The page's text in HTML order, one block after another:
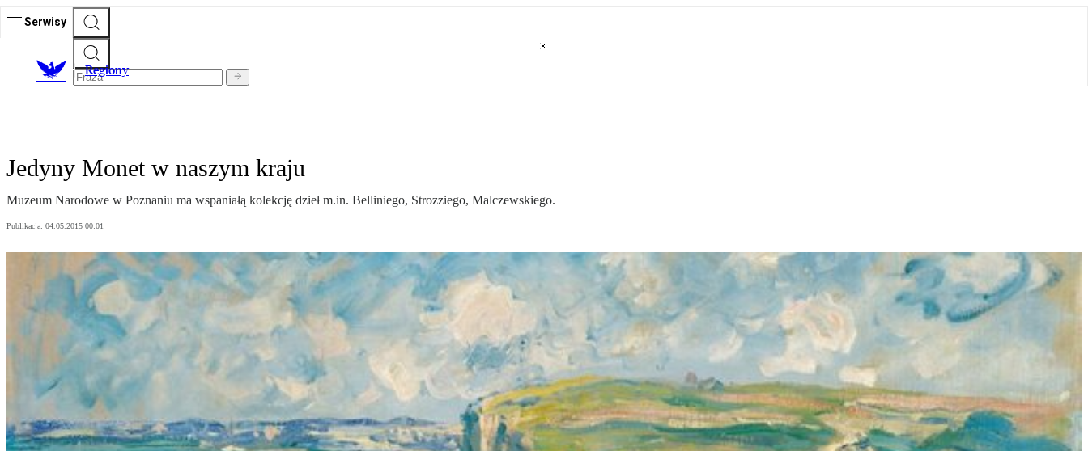
Serwisy
Regiony
Jedyny Monet w naszym kraju
Muzeum Narodowe w Poznaniu ma wspaniałą kolekcję dzieł m.in. Belliniego, Strozziego, Malczewskiego.
Publikacja: 04.05.2015 00:01